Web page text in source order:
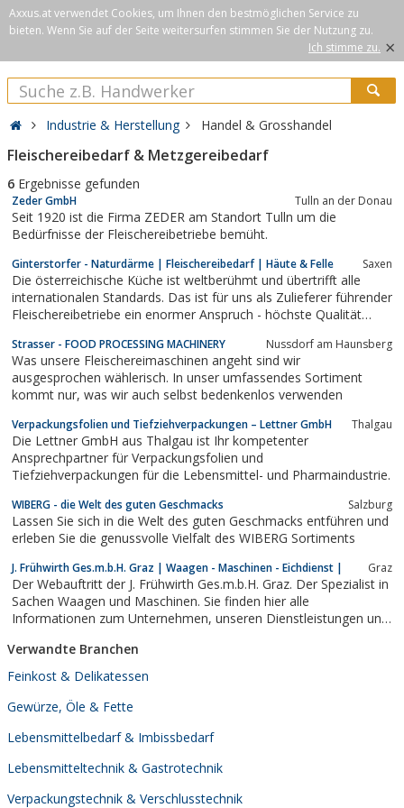
Axxus.at verwendet Cookies, um Ihnen den bestmöglichen Service zu
bieten. Wenn Sie auf der Seite weitersurfen stimmen Sie der Nutzung zu.
Ich stimme zu. ×
Industrie & Herstellung Handel & Grosshandel
Fleischereibedarf & Metzgereibedarf
6 Ergebnisse gefunden
Zeder GmbH Tulln an der Donau
Seit 1920 ist die Firma ZEDER am Standort Tulln um die
Bedürfnisse der Fleischereibetriebe bemüht.
Ginterstorfer - Naturdärme | Fleischereibedarf | Häute & Felle Saxen
Die österreichische Küche ist weltberühmt und übertrifft alle
internationalen Standards. Das ist für uns als Zulieferer führender
Fleischereibetriebe ein enormer Anspruch - höchste Qualität
Strasser - FOOD PROCESSING MACHINERY Nussdorf am Haunsberg
Was unsere Fleischereimaschinen angeht sind wir
ausgesprochen wählerisch. In unser umfassendes Sortiment
kommt nur, was wir auch selbst bedenkenlos verwenden
Verpackungsfolien und Tiefziehverpackungen – Lettner GmbH Thalgau
Die Lettner GmbH aus Thalgau ist Ihr kompetenter
Ansprechpartner für Verpackungsfolien und
Tiefziehverpackungen für die Lebensmittel- und Pharmaindustrie.
WIBERG - die Welt des guten Geschmacks Salzburg
Lassen Sie sich in die Welt des guten Geschmacks entführen und
erleben Sie die genussvolle Vielfalt des WIBERG Sortiments
J. Frühwirth Ges.m.b.H. Graz | Waagen - Maschinen - Eichdienst | Graz
Der Webauftritt der J. Frühwirth Ges.m.b.H. Graz. Der Spezialist in
Sachen Waagen und Maschinen. Sie finden hier alle
Informationen zum Unternehmen, unseren Dienstleistungen und
Verwandte Branchen
Feinkost & Delikatessen
Gewürze, Öle & Fette
Lebensmittelbedarf & Imbissbedarf
Lebensmitteltechnik & Gastrotechnik
Verpackungstechnik & Verschlusstechnik